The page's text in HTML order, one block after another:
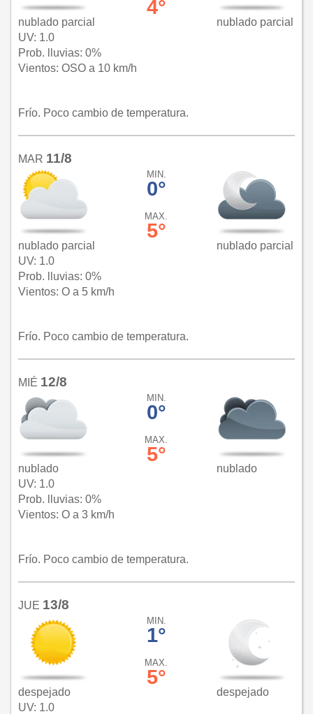
nublado parcial
4°
nublado parcial
UV: 1.0
Prob. lluvias: 0%
Vientos: OSO a 10 km/h
Frío. Poco cambio de temperatura.
MAR 11/8
nublado parcial
MIN.
0°
MAX.
5°
nublado parcial
UV: 1.0
Prob. lluvias: 0%
Vientos: O a 5 km/h
Frío. Poco cambio de temperatura.
MIÉ 12/8
nublado
MIN.
0°
MAX.
5°
nublado
UV: 1.0
Prob. lluvias: 0%
Vientos: O a 3 km/h
Frío. Poco cambio de temperatura.
JUE 13/8
despejado
MIN.
1°
MAX.
5°
despejado
UV: 1.0